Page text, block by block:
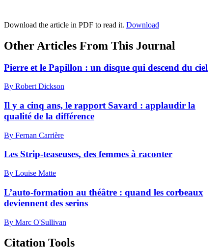
Download the article in PDF to read it. Download
Other Articles From This Journal
Pierre et le Papillon : un disque qui descend du ciel
By Robert Dickson
Il y a cinq ans, le rapport Savard : applaudir la
qualité de la différence
By Fernan Carrière
Les Strip-teaseuses, des femmes à raconter
By Louise Matte
L’auto-formation au théâtre : quand les corbeaux
deviennent des serins
By Marc O'Sullivan
Citation Tools